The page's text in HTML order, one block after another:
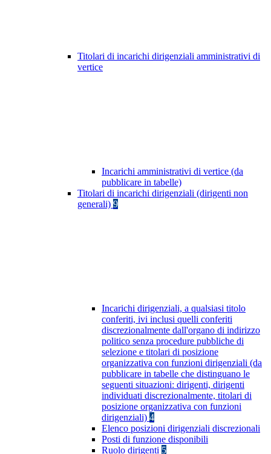
Titolari di incarichi dirigenziali amministrativi di
vertice
Incarichi amministrativi di vertice (da
pubblicare in tabelle)
Titolari di incarichi dirigenziali (dirigenti non
generali) 9
Incarichi dirigenziali, a qualsiasi titolo
conferiti, ivi inclusi quelli conferiti
discrezionalmente dall'organo di indirizzo
politico senza procedure pubbliche di
selezione e titolari di posizione
organizzativa con funzioni dirigenziali (da
pubblicare in tabelle che distinguano le
seguenti situazioni: dirigenti, dirigenti
individuati discrezionalmente, titolari di
posizione organizzativa con funzioni
dirigenziali) 4
Elenco posizioni dirigenziali discrezionali
Posti di funzione disponibili
Ruolo dirigenti 5